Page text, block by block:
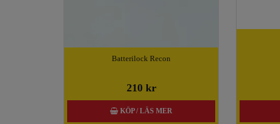
Batterilock Recon
210 kr
KÖP / LÄS MER